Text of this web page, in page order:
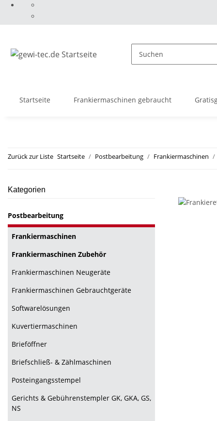
Startseite Frankiermaschinen gebraucht
Zurück zur Liste Startseite Postbearbeitung Frankiermaschinen
Kategorien
Postbearbeitung
Frankiermaschinen
Frankiermaschinen Zubehör
Frankiermaschinen Neugeräte
Frankiermaschinen Gebrauchtgeräte
Softwarelösungen
Kuvertiermaschinen
Brieföffner
Briefschließ- & Zählmaschinen
Posteingangsstempel
Gerichts & Gebührenstempler GK, GKA, GS,
NS